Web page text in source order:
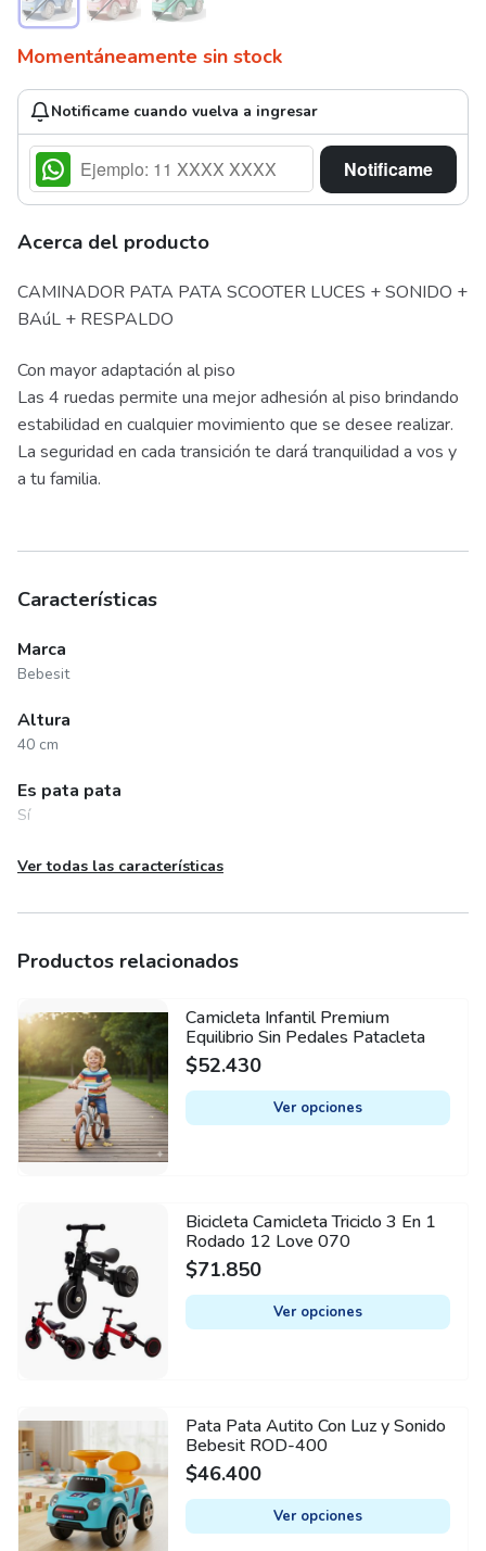
Momentáneamente sin stock
Notificame cuando vuelva a ingresar
Notificame
Acerca del producto
CAMINADOR PATA PATA SCOOTER LUCES + SONIDO +
BAúL + RESPALDO
Con mayor adaptación al piso
Las 4 ruedas permite una mejor adhesión al piso brindando
estabilidad en cualquier movimiento que se desee realizar.
La seguridad en cada transición te dará tranquilidad a vos y
a tu familia.
Características
Marca
Bebesit
Altura
40 cm
Es pata pata
Sí
Largo
Plástico
3 años
Peso máximo soportado
20 kg
Etapa del desarrollo
1 años
Requiere ensamblado
Requiere pilas
No
Tipo de vehículo
Peso
2.5 kg
Cantidad de ruedas
4
Ver todas las características
Productos relacionados
Camicleta Infantil Premium
Equilibrio Sin Pedales Patacleta
$52.430
Ver opciones
This
product
has
multiple
variants.
may
be
chosen
on
the
Bicicleta Camicleta Triciclo 3 En 1
Rodado 12 Love 070
$71.850
Ver opciones
This
product
has
multiple
variants.
may
be
chosen
on
the
Pata Pata Autito Con Luz y Sonido
Bebesit ROD-400
$46.400
Ver opciones
This
product
has
multiple
variants.